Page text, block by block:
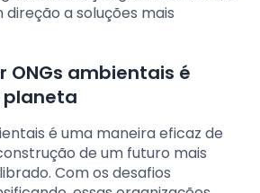
a soluções mais
ONGs ambientais é
planeta
é uma maneira eficaz de
de um futuro mais
Com os desafios